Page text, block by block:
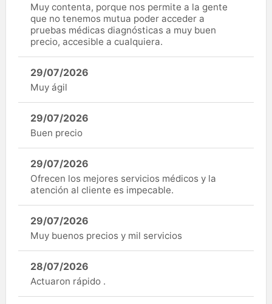
Muy contenta, porque nos permite a la gente
que no tenemos mutua poder acceder a
pruebas médicas diagnósticas a muy buen
precio, accesible a cualquiera.
29/07/2026
Muy ágil
29/07/2026
Buen precio
29/07/2026
Ofrecen los mejores servicios médicos y la
atención al cliente es impecable.
29/07/2026
Muy buenos precios y mil servicios
28/07/2026
Actuaron rápido .